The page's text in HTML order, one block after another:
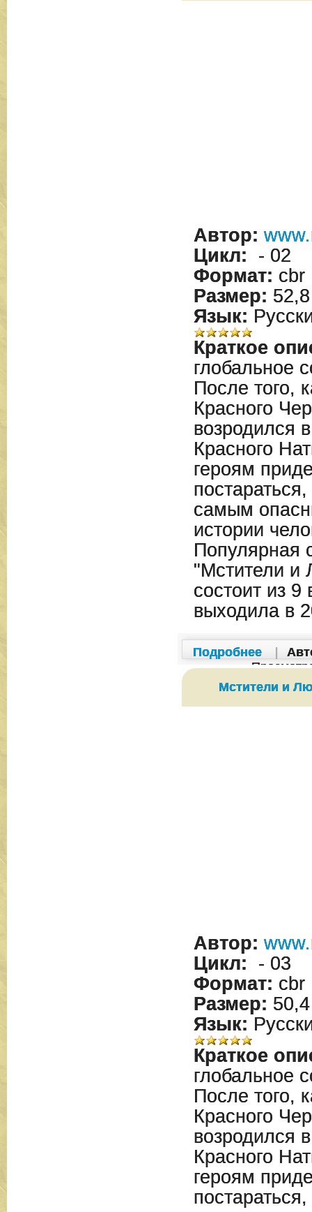
Автор:
Цикл: - 02
Формат: cbr
Размер:
Язык:
Краткое
глобальное
После того,
Красного
возродился
Красного
героям
самым
истории
Популярная
"Мстители и
состоит из 9
выходила в
Подробнее
Мстители и
Автор:
Цикл: - 03
Формат: cbr
Размер:
Язык:
Краткое
глобальное
После того,
Красного
возродился
Красного
героям